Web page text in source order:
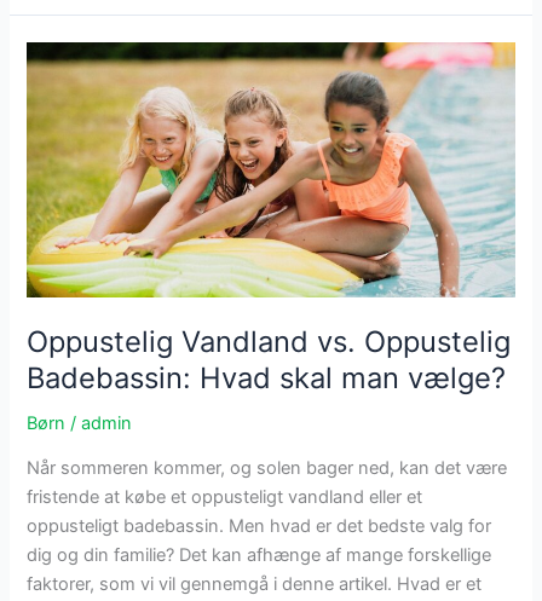
om
de
forskellige
tigerspring
i
dit
barns
udvikling
Oppustelig Vandland vs. Oppustelig
Badebassin: Hvad skal man vælge?
Børn /admin
Når sommeren kommer, og solen bager ned, kan det være
fristende at købe et oppusteligt vandland eller et
oppusteligt badebassin. Men hvad er det bedste valg for
dig og din familie? Det kan afhænge af mange forskellige
faktorer, som vi vil gennemgå i denne artikel. Hvad er et